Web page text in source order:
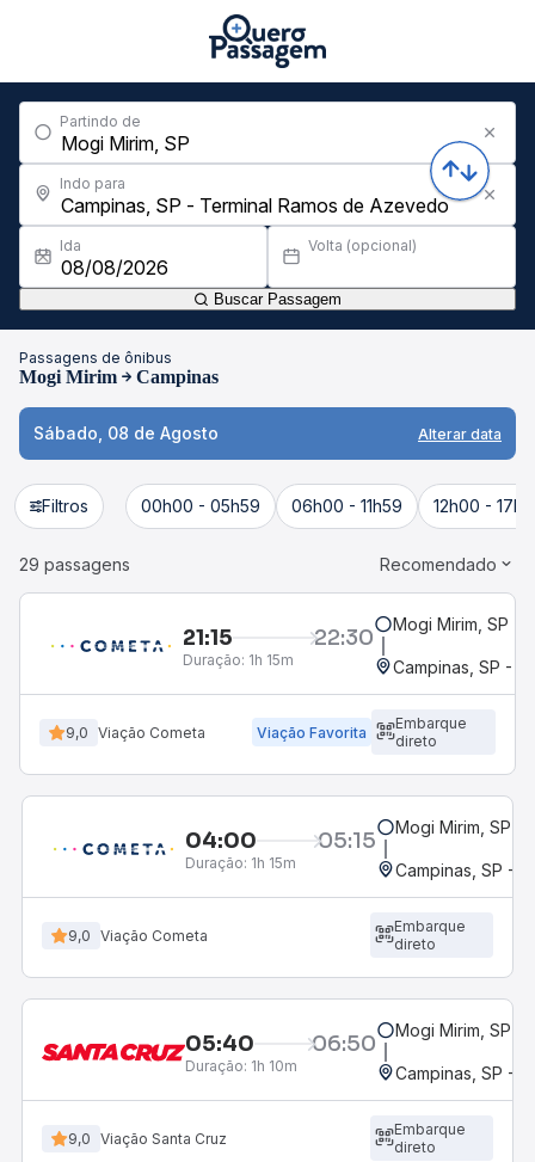
Partindo de
Indo para
Ida Volta (opcional)
Buscar Passagem
Passagens de ônibus
Mogi Mirim Campinas
Sábado, 08 de Agosto Alterar data
Filtros 00h00 - 05h59 06h00 - 11h59 12h00 -
29 passagens Recomendado
21:15 22:30
Duração: 1h 15m
Mogi Mirim, SP
Campinas, SP -
9,0 Viação Cometa Viação Favorita
Embarque
direto
04:00 05:15
Duração: 1h 15m
Mogi Mirim, SP
Campinas, SP -
9,0 Viação Cometa
Embarque
direto
05:40 06:50
Duração: 1h 10m
Mogi Mirim, SP
Campinas, SP -
9,0 Viação Santa Cruz
Embarque
direto